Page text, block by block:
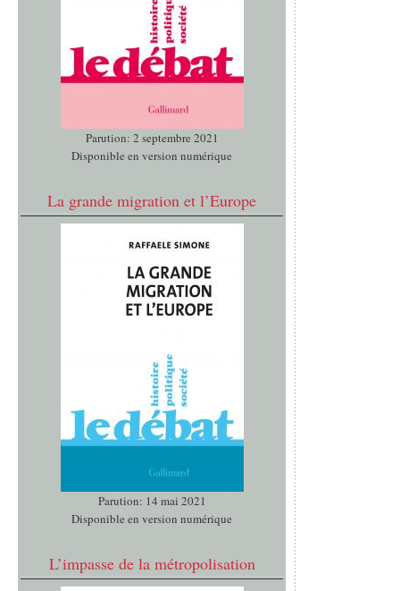
Parution: 2 septembre 2021
Disponible en version numérique
La grande migration et l’Europe
Parution: 14 mai 2021
Disponible en version numérique
L’impasse de la métropolisation